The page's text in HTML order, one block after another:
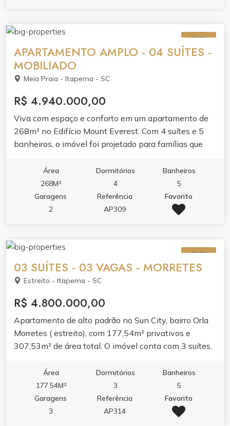
VENDA
APARTAMENTO AMPLO - 04 SUÍTES -
MOBILIADO
Meia Praia - Itapema - SC
R$ 4.940.000,00
Viva com espaço e conforto em um apartamento de
268m² no Edifício Mount Everest. Com 4 suítes e 5
banheiros, o imóvel foi projetado para famílias que
com sala de estar e jantar, junto à sacada com
churrasqueira e varanda, cria ambientes perfeitos
para receber. A cozinha planejada em porcelanato e o
apartamento bem mobiliado refletem acabamento de
academia, salão de festas, espaço gourmet, sala de
jogos e brinquedoteca. Tudo para transformar sua
rotina em experiência.
Área
268M²
Dormitórios
4
Banheiros
5
Garagens
2
Referência
AP309
Favorito
VENDA
03 SUÍTES - 03 VAGAS - MORRETES
Estreito - Itapema - SC
R$ 4.800.000,00
Apartamento de alto padrão no Sun City, bairro Orla
Morretes ( estreito), com 177,54m² privativos e
307,53m² de área total. O imóvel conta com 3 suítes,
layout valoriza o conforto com living amplo, banheira
hidromassagem e acabamento pensado para o dia a
dia. Espaço ideal para quem busca morar com
tranquilidade em um dos bairros que mais cresce em
Área
177.54M²
Dormitórios
3
Banheiros
5
Garagens
3
Referência
AP314
Favorito